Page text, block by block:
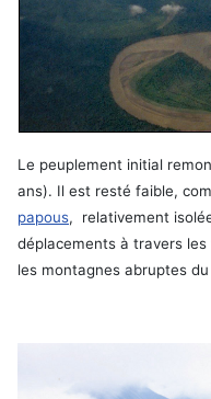
Le peuplement initial
ans). Il est resté faible,
papous, relativement
déplacements à travers
les montagnes abruptes